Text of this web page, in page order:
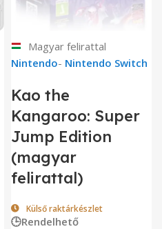
Magyar felirattal
Nintendo- Nintendo Switch
Kao the
Kangaroo: Super
Jump Edition
(magyar
felirattal)
Külső raktárkészlet
🕒Rendelhető